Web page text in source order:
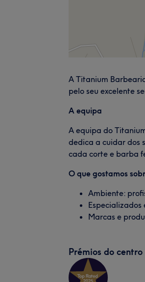
A Titanium
pelo seu excelente
A equipa
A equipa do
dedica a cuidar dos
cada corte e barba
O que gostamos
Ambiente:
Marcas e
Prémios do centro